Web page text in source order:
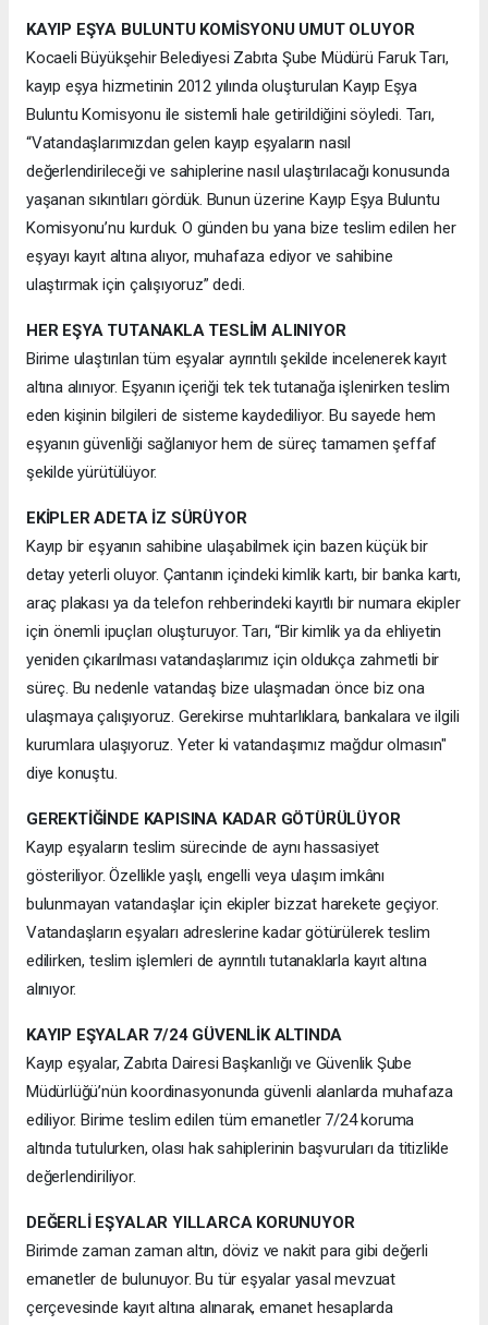
KAYIP EŞYA BULUNTU KOMİSYONU UMUT OLUYOR
Kocaeli Büyükşehir Belediyesi Zabıta Şube Müdürü Faruk Tarı,
kayıp eşya hizmetinin 2012 yılında oluşturulan Kayıp Eşya
Buluntu Komisyonu ile sistemli hale getirildiğini söyledi. Tarı,
“Vatandaşlarımızdan gelen kayıp eşyaların nasıl
değerlendirileceği ve sahiplerine nasıl ulaştırılacağı konusunda
yaşanan sıkıntıları gördük. Bunun üzerine Kayıp Eşya Buluntu
Komisyonu’nu kurduk. O günden bu yana bize teslim edilen her
eşyayı kayıt altına alıyor, muhafaza ediyor ve sahibine
ulaştırmak için çalışıyoruz” dedi.
HER EŞYA TUTANAKLA TESLİM ALINIYOR
Birime ulaştırılan tüm eşyalar ayrıntılı şekilde incelenerek kayıt
altına alınıyor. Eşyanın içeriği tek tek tutanağa işlenirken teslim
eden kişinin bilgileri de sisteme kaydediliyor. Bu sayede hem
eşyanın güvenliği sağlanıyor hem de süreç tamamen şeffaf
şekilde yürütülüyor.
EKİPLER ADETA İZ SÜRÜYOR
Kayıp bir eşyanın sahibine ulaşabilmek için bazen küçük bir
detay yeterli oluyor. Çantanın içindeki kimlik kartı, bir banka kartı,
araç plakası ya da telefon rehberindeki kayıtlı bir numara ekipler
için önemli ipuçları oluşturuyor. Tarı, “Bir kimlik ya da ehliyetin
yeniden çıkarılması vatandaşlarımız için oldukça zahmetli bir
süreç. Bu nedenle vatandaş bize ulaşmadan önce biz ona
ulaşmaya çalışıyoruz. Gerekirse muhtarlıklara, bankalara ve ilgili
kurumlara ulaşıyoruz. Yeter ki vatandaşımız mağdur olmasın"
diye konuştu.
GEREKTİĞİNDE KAPISINA KADAR GÖTÜRÜLÜYOR
Kayıp eşyaların teslim sürecinde de aynı hassasiyet
gösteriliyor. Özellikle yaşlı, engelli veya ulaşım imkânı
bulunmayan vatandaşlar için ekipler bizzat harekete geçiyor.
Vatandaşların eşyaları adreslerine kadar götürülerek teslim
edilirken, teslim işlemleri de ayrıntılı tutanaklarla kayıt altına
alınıyor.
KAYIP EŞYALAR 7/24 GÜVENLİK ALTINDA
Kayıp eşyalar, Zabıta Dairesi Başkanlığı ve Güvenlik Şube
Müdürlüğü’nün koordinasyonunda güvenli alanlarda muhafaza
ediliyor. Birime teslim edilen tüm emanetler 7/24 koruma
altında tutulurken, olası hak sahiplerinin başvuruları da titizlikle
değerlendiriliyor.
DEĞERLİ EŞYALAR YILLARCA KORUNUYOR
Birimde zaman zaman altın, döviz ve nakit para gibi değerli
emanetler de bulunuyor. Bu tür eşyalar yasal mevzuat
çerçevesinde kayıt altına alınarak, emanet hesaplarda